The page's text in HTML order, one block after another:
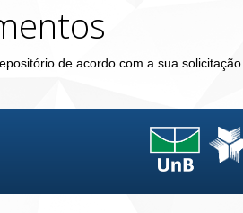
de acordo com a sua solicitação.